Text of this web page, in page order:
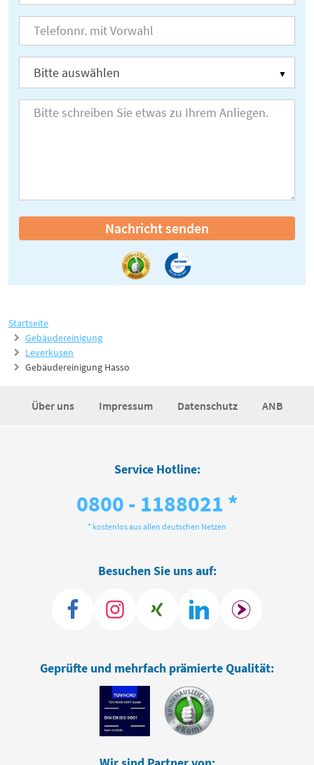
Startseite
Gebäudereinigung
Leverkusen
Gebäudereinigung Hasso
Nachricht senden
Über uns Impressum Datenschutz ANB
Service Hotline:
0800 - 1188021 *
* kostenlos aus allen deutschen Netzen
Besuchen Sie uns auf:
Geprüfte und mehrfach prämierte Qualität: